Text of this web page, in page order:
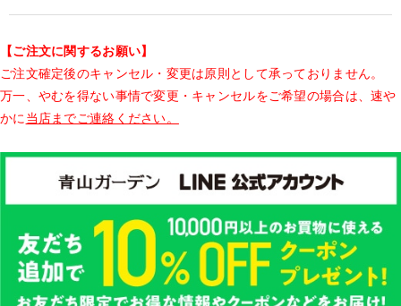
【ご注文に関するお願い】
ご注文確定後のキャンセル・変更は原則として承っておりません。
万一、やむを得ない事情で変更・キャンセルをご希望の場合は、速や
かに 当店までご連絡ください。